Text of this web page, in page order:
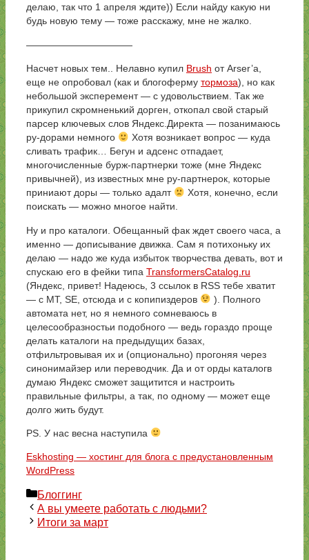
делаю, так что 1 апреля ждите)) Если найду какую ни
будь новую тему — тоже расскажу, мне не жалко.
———————————
Насчет новых тем.. Нелавно купил Brush от Arser’a,
еще не опробовал (как и блогоферму тормоза), но как
небольшой эксперемент — с удовольствием. Так же
прикупил скромненький дорген, откопал свой старый
парсер ключевых слов Яндекс.Директа — позанимаюсь
ру-дорами немного
Хотя возникает вопрос — куда
сливать трафик… Бегун и адсенс отпадает,
многочисленные бурж-партнерки тоже (мне Яндекс
привычней), из известных мне ру-партнерок, которые
приниают доры — только адалт
Хотя, конечно, если
поискать — можно многое найти.
Ну и про каталоги. Обещанный фак ждет своего часа, а
именно — дописывание движка. Сам я потихоньку их
делаю — надо же куда избыток творчества девать, вот и
спускаю его в фейки типа TransformersCatalog.ru
(Яндекс, привет! Надеюсь, 3 ссылок в RSS тебе хватит
— с MT, SE, отсюда и с копипиздеров
). Полного
автомата нет, но я немного сомневаюсь в
целесообразностьи подобного — ведь гораздо проще
делать каталоги на предыдущих базах,
отфильтровывая их и (опционально) прогоняя через
синонимайзер или переводчик. Да и от орды каталогв
думаю Яндекс сможет защитится и настроить
правильные фильтры, а так, по одному — может еще
долго жить будут.
PS. У нас весна наступила
Eskhosting — хостинг для блога с предустановленным
WordPress
Рубрики
Блоггинг
А вы умеете работать с людьми?
Итоги за март